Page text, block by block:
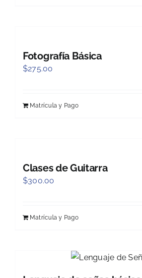
Fotografía Básica
$275.00
Matrícula y Pago
Clases de Guitarra
$300.00
Matrícula y Pago